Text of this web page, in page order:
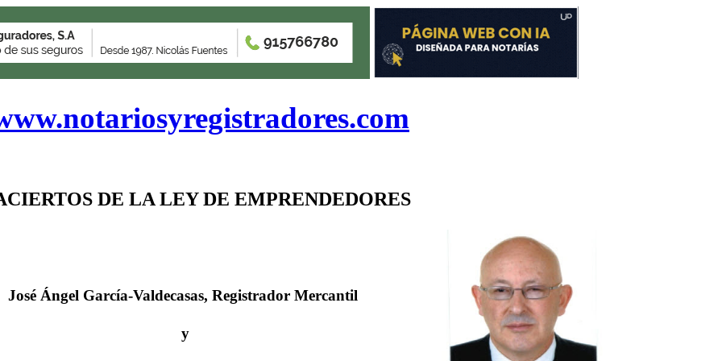
DE LA LEY DE EMPRENDEDORES
José Ángel García-Valdecasas, Registrador Mercantil
y